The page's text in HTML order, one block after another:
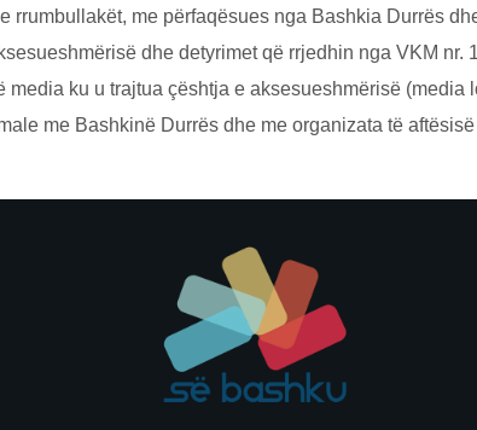
rrumbullakёt, me pёrfaqёsues nga Bashkia Durrёs
dhe detyrimet qё rrjedhin nga VKM nr.
media ku u trajtua çёshtja e aksesueshmёrisё (media
me Bashkinё Durrёs dhe me organizata tё